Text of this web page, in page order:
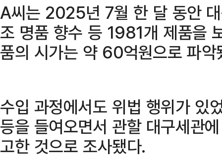
A씨는 2025년 7월 한 달 동안
조 명품 향수 등 1981개 제품을
품의 시가는 약 60억원으로 파악
수입 과정에서도 위법 행위가 있
등을 들여오면서 관할 대구세관
고한 것으로 조사됐다.